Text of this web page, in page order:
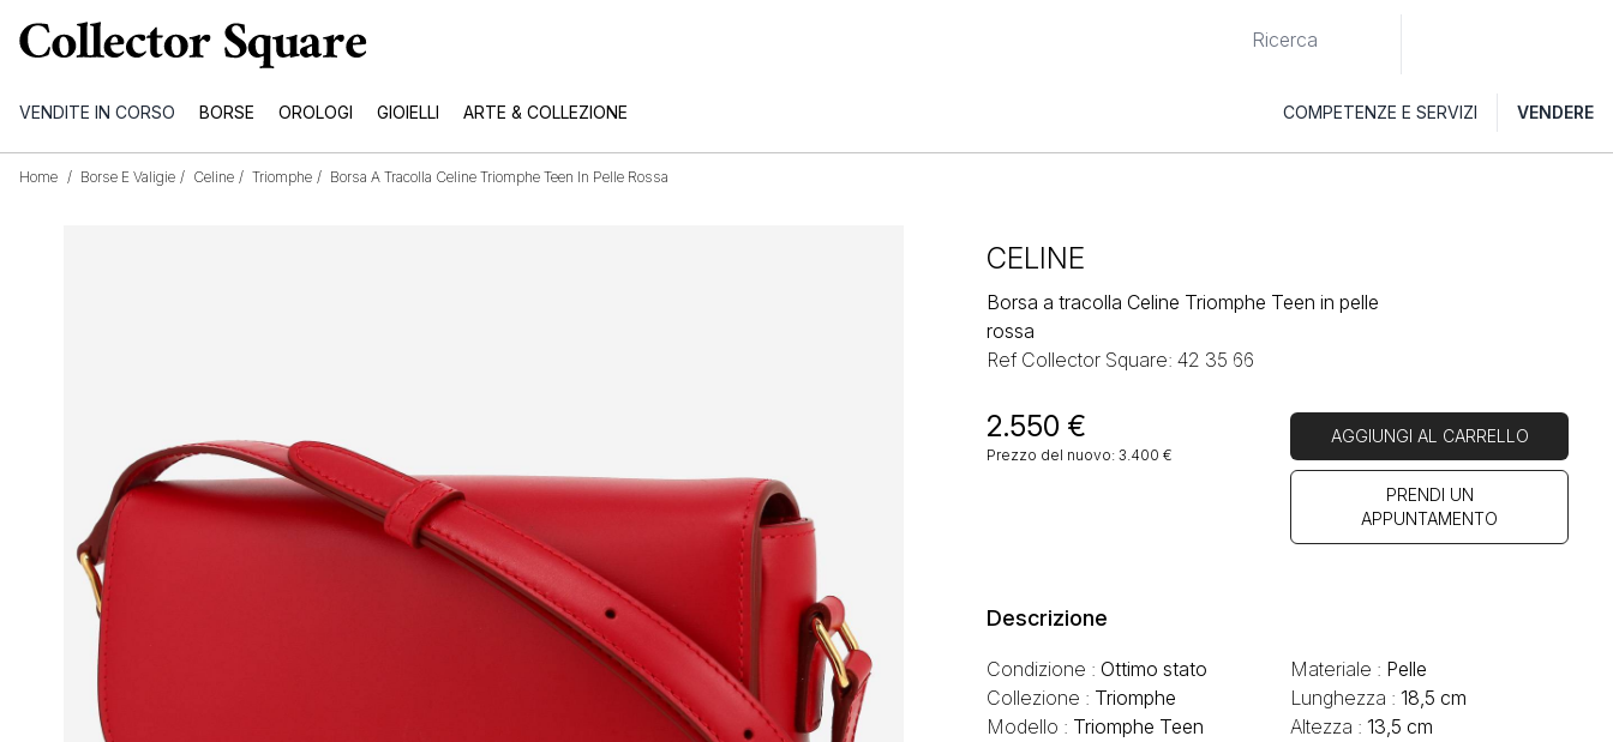
VENDITE IN CORSO BORSE OROLOGI GIOIELLI ARTE & COLLEZIONE COMPETENZE E SERVIZI VENDERE
Home / Borse E Valigie / Celine / Triomphe / Borsa A Tracolla Celine Triomphe Teen In Pelle Rossa
CELINE
Borsa a tracolla Celine Triomphe Teen in pelle
rossa
Ref Collector Square: 42 35 66
2.550 €
Prezzo del nuovo: 3.400 €
AGGIUNGI AL CARRELLO
PRENDI UN
APPUNTAMENTO
Descrizione
Condizione : Ottimo stato
Collezione : Triomphe
Modello : Triomphe Teen
Materiale : Pelle
Lunghezza :18,5 cm
Altezza :13,5 cm